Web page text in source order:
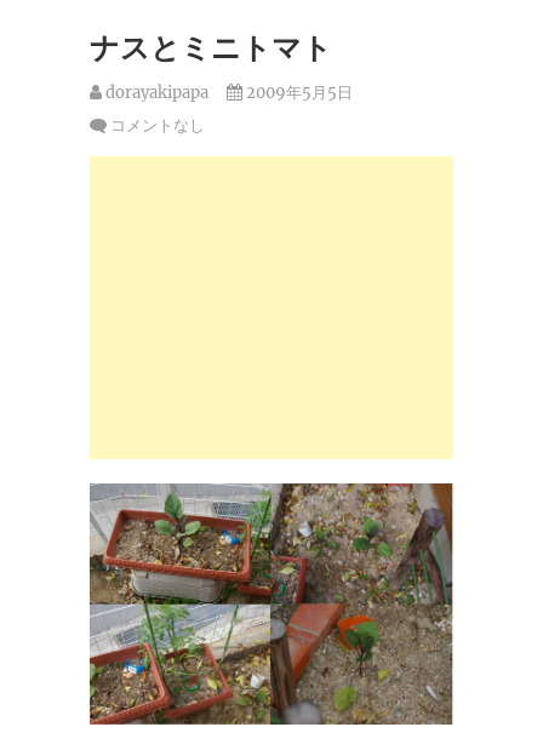
ナスとミニトマト
dorayakipapa
2009年5月5日
コメントなし